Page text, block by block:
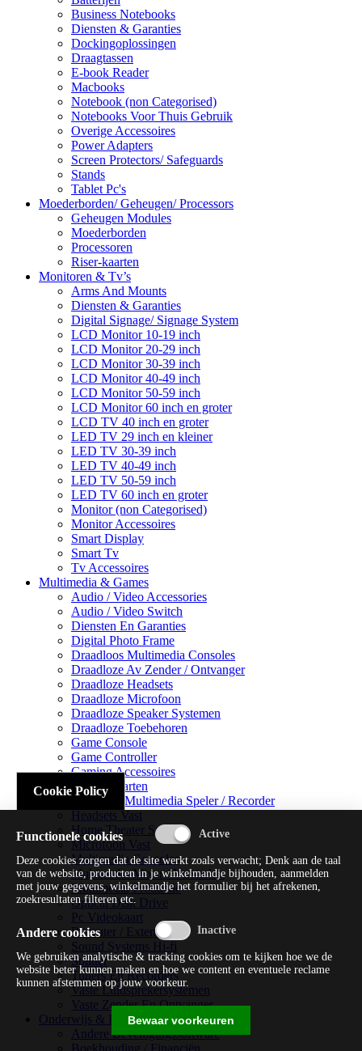
Business Notebooks
Diensten & Garanties
Dockingoplossingen
Draagtassen
E-book Reader
Macbooks
Notebook (non Categorised)
Notebooks Voor Thuis Gebruik
Overige Accessoires
Power Adapters
Screen Protectors/ Safeguards
Stands
Tablet Pc's
Moederborden/ Geheugen/ Processors
Geheugen Modules
Moederborden
Processoren
Riser-kaarten
Monitoren & Tv’s
Arms And Mounts
Diensten & Garanties
Digital Signage/ Signage System
LCD Monitor 10-19 inch
LCD Monitor 20-29 inch
LCD Monitor 30-39 inch
LCD Monitor 40-49 inch
LCD Monitor 50-59 inch
LCD Monitor 60 inch en groter
LCD TV 40 inch en groter
LED TV 29 inch en kleiner
LED TV 30-39 inch
LED TV 40-49 inch
LED TV 50-59 inch
LED TV 60 inch en groter
Monitor (non Categorised)
Monitor Accessoires
Smart Display
Smart Tv
Tv Accessoires
Multimedia & Games
Audio / Video Accessories
Audio / Video Switch
Diensten En Garanties
Digital Photo Frame
Draadloos Multimedia Consoles
Draadloze Av Zender / Ontvanger
Draadloze Headsets
Draadloze Microfoon
Draadloze Speaker Systemen
Draadloze Toebehoren
Game Console
Game Controller
Gaming Accessoires
Geluidskaarten
Handheld Multimedia Speler / Recorder
Headsets Vast
Home Theater Systems
Microfoon Vast
Multimedia Consoles
Multimedia Mixer / Versterker
Multimedia Productie
Optical Disk Drive
Pc Videokaart
Repeater / Extender
Sound Systems Hi-fi
Splitter
Tuners En Recorders
Vaste Luidsprekersystemen
Vaste Zender En Ontvanger
Onderwijs & Recreatie
Andere Beveiligingssoftware
Cookie Policy
Functionele cookies
Deze cookies zorgen dat de site werkt zoals verwacht; Denk aan de taal
van de website, producten in je winkelmandje bijhouden, aanmelden
met jouw gegevens, winkelmandje het formulier bij het afrekenen,
zoekresultaten filteren etc.
Andere cookies
We gebruiken analytische & tracking cookies om te kijken hoe we de
website beter kunnen maken en hoe we content en eventuele reclame
kunnen afstemmen op jouw voorkeur.
Bewaar voorkeuren